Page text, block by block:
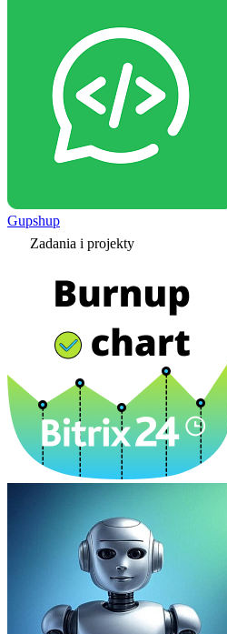
Gupshup
Zadania i projekty